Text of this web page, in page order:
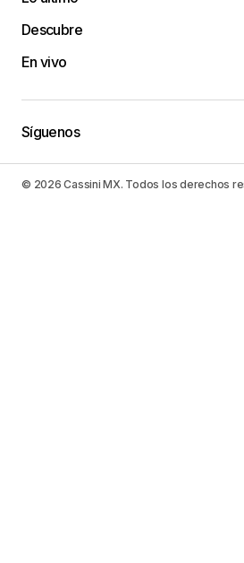
Descubre
En vivo
Síguenos
© 2026 Cassini MX. Todos los derechos